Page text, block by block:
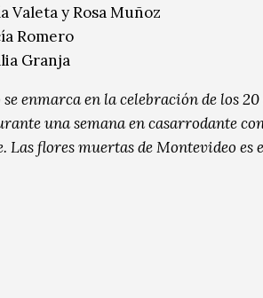
Valeta y Rosa Muñoz
Romero
Granja
enmarca en la celebración de los
una semana en casarrodante
Las flores muertas de Montevideo